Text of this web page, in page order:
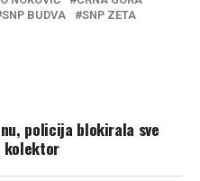
SNP BUDVA
SNP ZETA
policija blokirala sve
kolektor